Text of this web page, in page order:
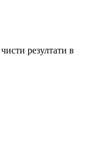
резултати в